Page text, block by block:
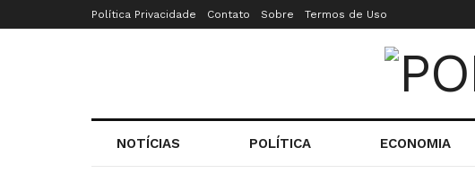
Política Privacidade Contato Sobre Termos de Uso
NOTÍCIAS POLÍTICA ECONOMIA